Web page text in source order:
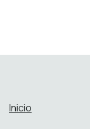
Inicio